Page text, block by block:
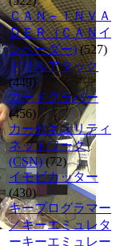
ＣＡＮ－ＩＮＶＡ
ＤＥＲ（ＣＡＮイ
ンベーダー)(527)
ドリルアタック
(449)
コードグラバー
(456)
カーセキュリティ
ネットワーク
(CSN) (72)
イモビカッター
(430)
キープログラマー
／キーエミュレタ
ーキーエミュレー